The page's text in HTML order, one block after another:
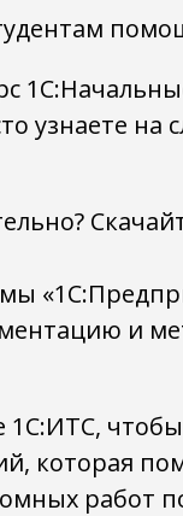
узнаете на
и
которая
работ